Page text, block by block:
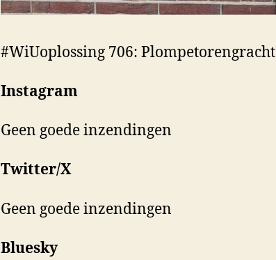
#WiUoplossing 706: Plompetorengracht
Instagram
Geen goede inzendingen
Twitter/X
Geen goede inzendingen
Bluesky